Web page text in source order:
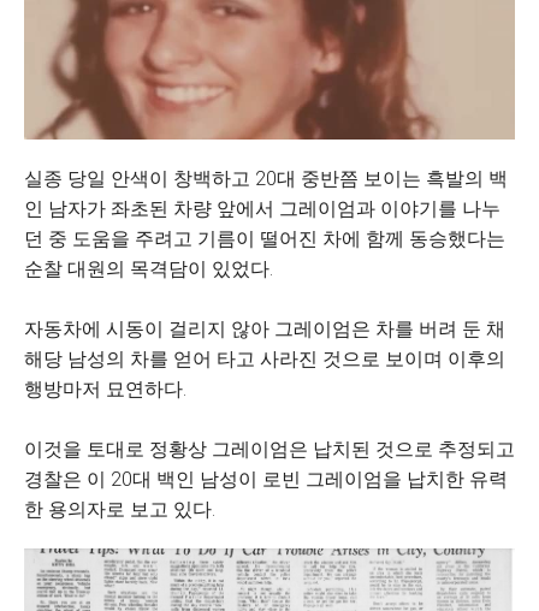
실종 당일 안색이 창백하고 20대 중반쯤 보이는 흑발의 백
인 남자가 좌초된 차량 앞에서 그레이엄과 이야기를 나누
던 중 도움을 주려고 기름이 떨어진 차에 함께 동승했다는
순찰 대원의 목격담이 있었다.
자동차에 시동이 걸리지 않아 그레이엄은 차를 버려 둔 채
해당 남성의 차를 얻어 타고 사라진 것으로 보이며 이후의
행방마저 묘연하다.
이것을 토대로 정황상 그레이엄은 납치된 것으로 추정되고
경찰은 이 20대 백인 남성이 로빈 그레이엄을 납치한 유력
한 용의자로 보고 있다.